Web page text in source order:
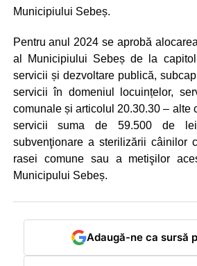
Municipiului Sebeș.
Pentru anul 2024 se aprobă
al Municipiului Sebeș de la
servicii și dezvoltare publică,
servicii în domeniul locuințelor,
comunale și articolul 20.30.30 – alte
servicii suma de 59.500 de
subvenţionare a sterilizării câinilor
rasei comune sau a metişilor
Municipului Sebeș.
Adaugă-ne ca sursă